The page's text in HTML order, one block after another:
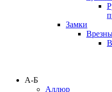
Замки
А-Б
Аллюр